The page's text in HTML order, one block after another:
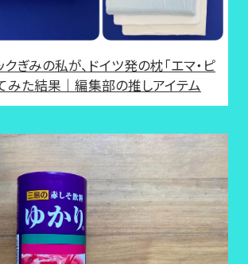
クぎみの私が、ドイツ発の枕「エマ・ピ
みた結果｜編集部の推しアイテム